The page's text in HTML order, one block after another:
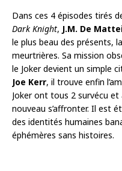
Dans ces 4 épisodes tirés
Dark Knight, J.M. De
le plus beau des présents, la
meurtrières. Sa mission
le Joker devient un simple
Joe Kerr, il trouve enfin
Joker ont tous 2 survécu
nouveau s’affronter. Il est
des identités humaines
éphémères sans histoires.